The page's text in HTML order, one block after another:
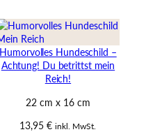
Humorvolles Hundeschild –
Achtung! Du betrittst mein
Reich!
22 cm x 16 cm
13,95€ inkl. MwSt.